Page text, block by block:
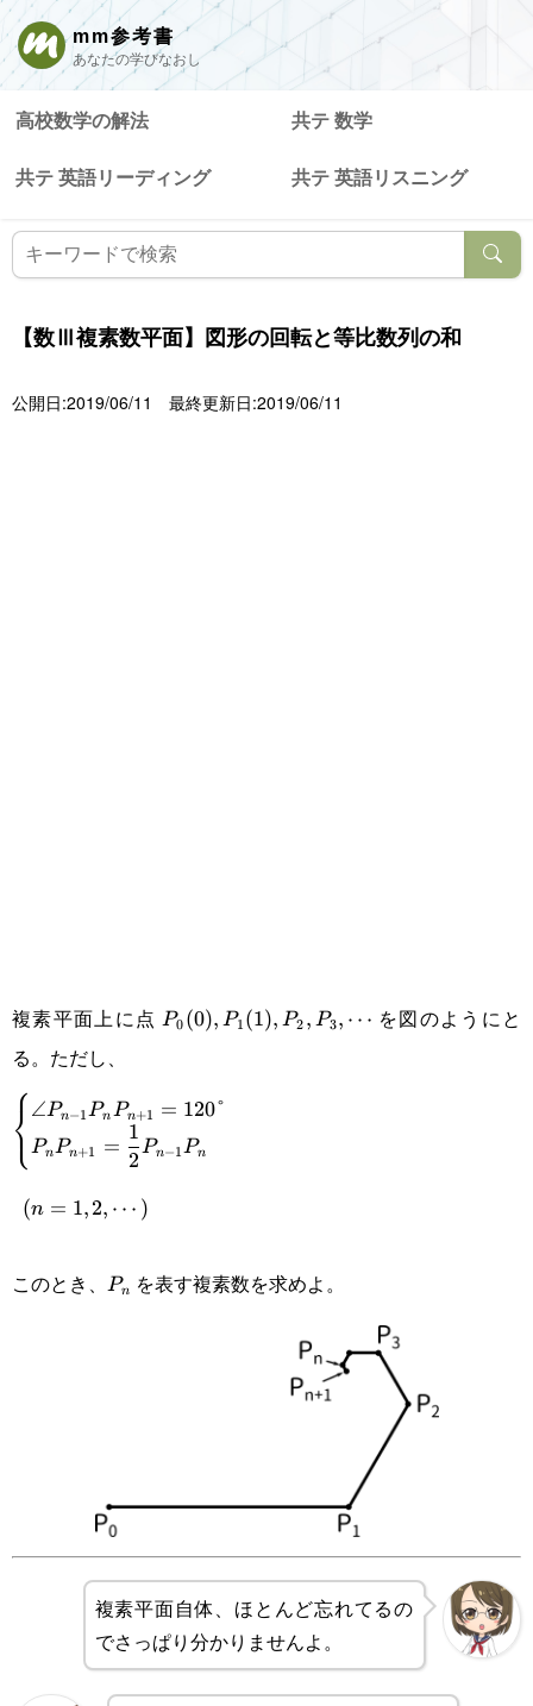
mm参考書
あなたの学びなおし
高校数学の解法 共テ 数学
共テ 英語リーディング 共テ 英語リスニング
【数Ⅲ複素数平面】図形の回転と等比数列の和
公開日:2019/06/11 最終更新日:2019/06/11
複素平面上に点P_0(0),P_1(1),P_2,P_3,\cdots
P0 (0), P1 (1), P2 , P3, ⋯ を図のようにと
る。ただし、
\displaystyle\begin{cases}\angle P_{n-
1}P_nP_{n+1}=120\text{°}\\\displaystyle
P_nP_{n+1}=\frac{1}{2}P_{n-
⎩
⎨⎧∠Pn−1 PnPn+1 = 120°
PnPn+1 =
2
1
Pn−1 Pn
\enspace
(n = 1,2, ⋯ )
このとき、 P_n
Pn を表す複素数を求めよ。
複素平面自体、ほとんど忘れてるの
でさっぱり分かりませんよ。